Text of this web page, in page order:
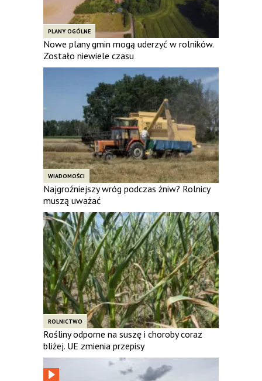
PLANY OGÓLNE
Nowe plany gmin mogą uderzyć w rolników.
Zostało niewiele czasu
WIADOMOŚCI
Najgroźniejszy wróg podczas żniw? Rolnicy
muszą uważać
ROLNICTWO
Rośliny odporne na suszę i choroby coraz
bliżej. UE zmienia przepisy